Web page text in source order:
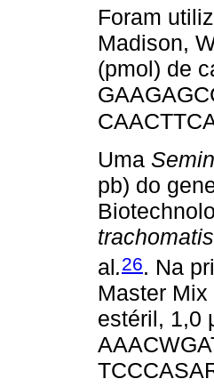
Foram
Madison,
(pmol) de
Uma
pb) do
trachomatis
al.26. Na
Master
estéril, 1,0